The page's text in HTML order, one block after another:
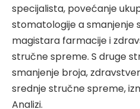
specijalista, povećanje
stomatologije a smanjenje
magistara farmacije i
stručne spreme. S druge
smanjenje broja,
srednje stručne spreme,
Analizi.